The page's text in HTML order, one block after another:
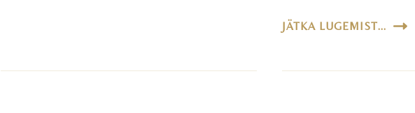
JÄTKA LUGEMIST...